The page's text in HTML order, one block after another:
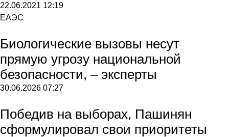
22.06.2021 12:19
ЕАЭС
Биологические вызовы несут
прямую угрозу национальной
безопасности, – эксперты
30.06.2026 07:27
Победив на выборах, Пашинян
сформулировал свои приоритеты